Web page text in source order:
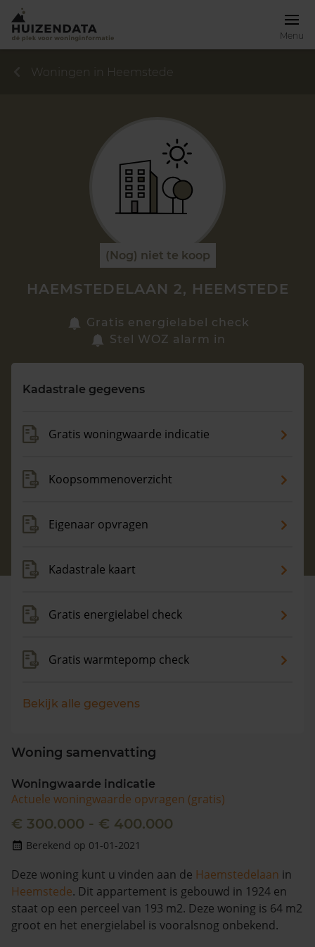
Menu
Zoek een woning
Maandag t/m vrijdag - 08:00 -18:00
Woningen in Heemstede
(Nog) niet te koop
HAEMSTEDELAAN 2, HEEMSTEDE
Gratis energielabel check
Stel WOZ alarm in
Kadastrale gegevens
Gratis woningwaarde indicatie
Koopsommenoverzicht
Eigenaar opvragen
Kadastrale kaart
Gratis energielabel check
Gratis warmtepomp check
Bekijk alle gegevens
Woning samenvatting
Woningwaarde indicatie
Actuele woningwaarde opvragen (gratis)
€ 300.000 - € 400.000
Berekend op 01-01-2021
Deze woning kunt u vinden aan de Haemstedelaan in
Heemstede. Dit appartement is gebouwd in 1924 en
staat op een perceel van 193 m2. Deze woning is 64 m2
groot en het energielabel is vooralsnog onbekend.